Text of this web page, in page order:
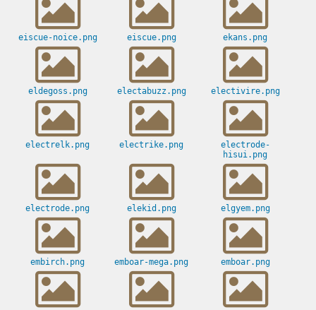
eiscue-noice.png eiscue.png ekans.png
eldegoss.png electabuzz.png electivire.png
electrelk.png electrike.png
electrode-
hisui.png
electrode.png elekid.png elgyem.png
embirch.png emboar-mega.png emboar.png